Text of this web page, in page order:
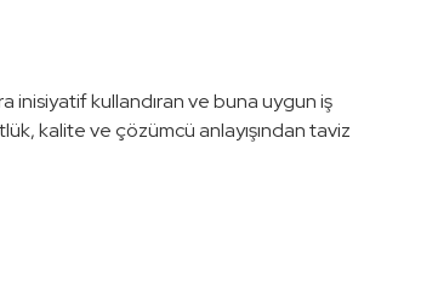
inisiyatif kullandıran ve buna uygun iş
kalite ve çözümcü anlayışından taviz